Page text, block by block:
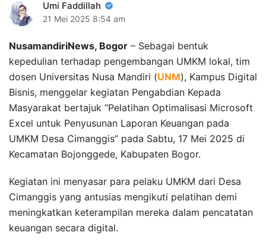
Umi Faddillah
21 Mei 2025 8:54 am
NusamandiriNews, Bogor – Sebagai bentuk
kepedulian terhadap pengembangan UMKM lokal, tim
dosen Universitas Nusa Mandiri (UNM), Kampus Digital
Bisnis, menggelar kegiatan Pengabdian Kepada
Masyarakat bertajuk “Pelatihan Optimalisasi Microsoft
Excel untuk Penyusunan Laporan Keuangan pada
UMKM Desa Cimanggis” pada Sabtu, 17 Mei 2025 di
Kecamatan Bojonggede, Kabupaten Bogor.
Kegiatan ini menyasar para pelaku UMKM dari Desa
Cimanggis yang antusias mengikuti pelatihan demi
meningkatkan keterampilan mereka dalam pencatatan
keuangan secara digital.